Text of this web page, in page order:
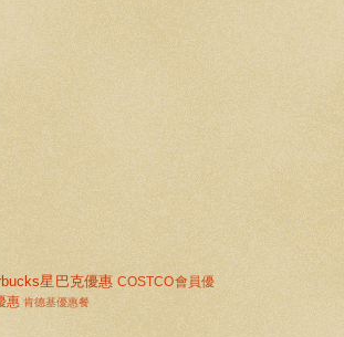
星巴克優惠 COSTCO會員優
惠 肯德基優惠餐